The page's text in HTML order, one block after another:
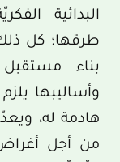
البدائية
طرقها؛ كل
بناء
وأساليبها
هادمة له،
من أجل أغراض